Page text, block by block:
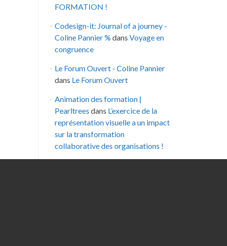
FORMATION !
Codesign-it: Journal of a journey -
Coline Pannier % dans Voyage en
congruence
Le Forum Ouvert - Coline Pannier
dans Le Forum Ouvert
Animation des formation |
Pearltrees dans L’exercice de la
représentation visuelle a un impact
sur la transformation
collaborative des organisations !